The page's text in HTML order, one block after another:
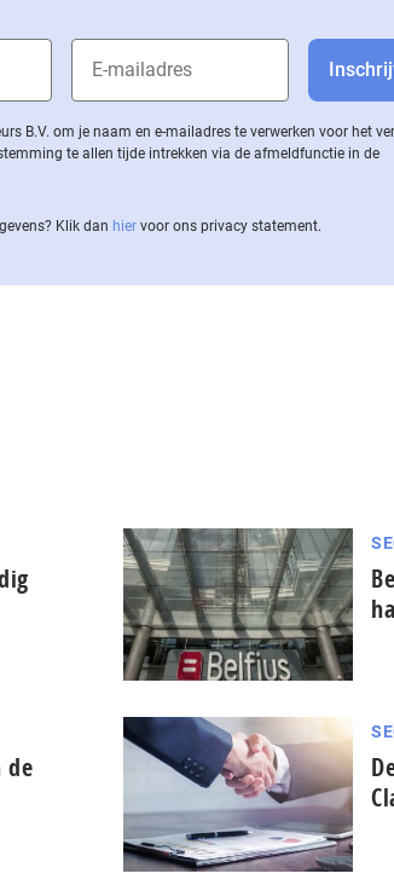
B.V. om je naam en e-mailadres te verwerken voor het
te allen tijde intrekken via de af­meld­func­tie in de
Klik dan hier voor ons privacy statement.
de